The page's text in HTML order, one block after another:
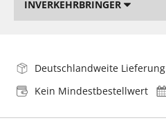
INVERKEHRBRINGER
Deutschlandweite Lieferung
Kein Mindestbestellwert